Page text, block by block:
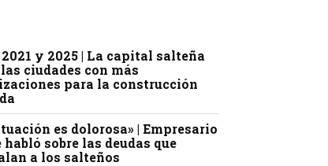
y 2025 | La capital salteña
ciudades con más
para la construcción
es dolorosa» | Empresario
sobre las deudas que
a los salteños